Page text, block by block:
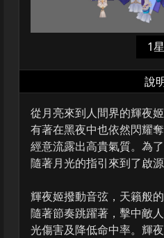
1星
說
從月亮來到人間界的輝夜
有著在黑夜中也依然閃耀
經意流露出高貴氣質。為
隨著月光的指引來到了啟源
輝夜姬撥動音弦，天籟般
隨著節奏跳躍著，擊中敵
光傷害及降低命中率。輝